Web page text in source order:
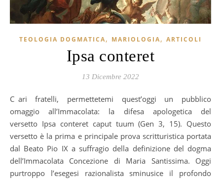
TEOLOGIA DOGMATICA, MARIOLOGIA, ARTICOLI
Ipsa conteret
13 Dicembre 2022
Cari fratelli, permettetemi quest’oggi un pubblico
omaggio all’Immacolata: la difesa apologetica del
versetto Ipsa conteret caput tuum (Gen 3, 15). Questo
versetto è la prima e principale prova scritturistica portata
dal Beato Pio IX a suffragio della definizione del dogma
dell’Immacolata Concezione di Maria Santissima. Oggi
purtroppo l’esegesi razionalista sminusice il profondo